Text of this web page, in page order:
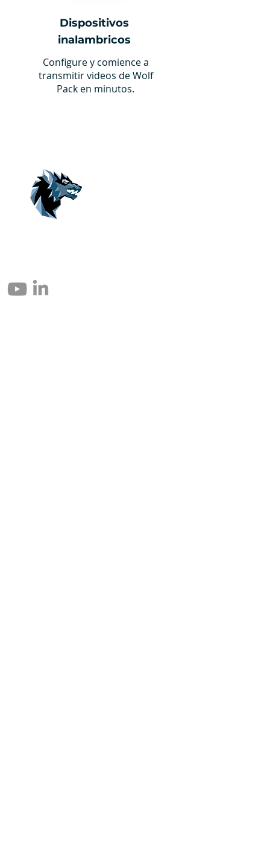
Dispositivos
inalambricos
Configure y comience a
transmitir videos de Wolf
Pack en minutos.